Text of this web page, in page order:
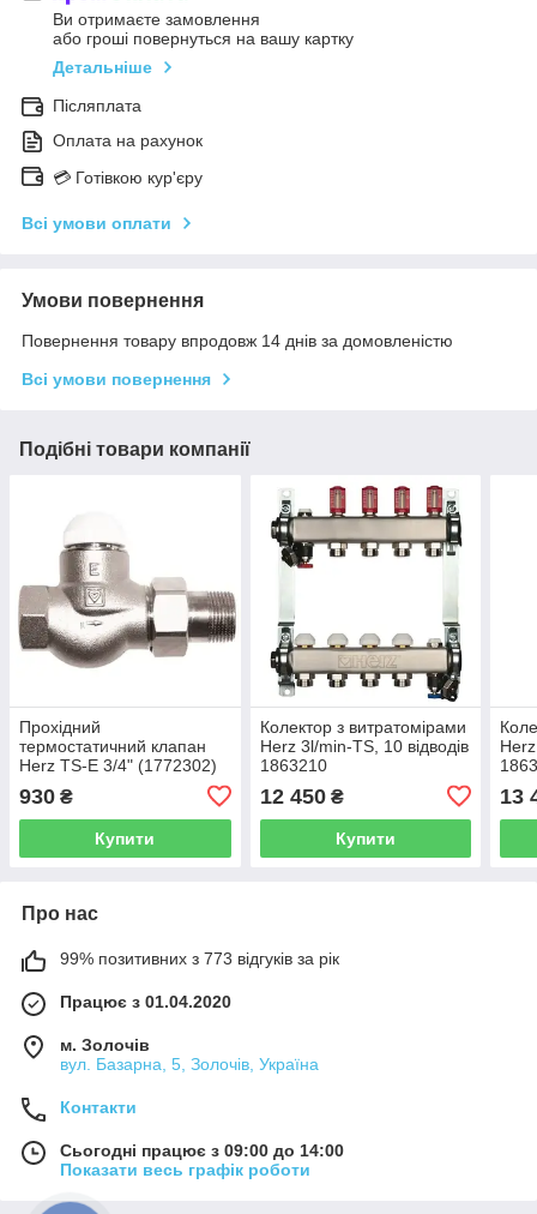
Ви отримаєте замовлення
або гроші повернуться на вашу картку
Детальніше
Післяплата
Оплата на рахунок
💳 Готівкою кур'єру
Всі умови оплати
Умови повернення
Повернення товару впродовж 14 днів за домовленістю
Всі умови повернення
Подібні товари компанії
Прохідний
термостатичний клапан
Herz TS-E 3/4" (1772302)
930 ₴
Купити
Колектор з витратомірами
Herz 3l/min-TS, 10 відводів
1863210
12 450₴
Купити
13
Про нас
99% позитивних з 773 відгуків за рік
Працює з 01.04.2020
м. Золочів
вул. Базарна, 5, Золочів, Україна
Контакти
Сьогодні працює з 09:00 до 14:00
Показати весь графік роботи